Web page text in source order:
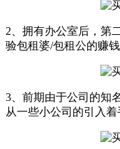
2、拥有办公室后，第
验包租婆/包租公的赚钱
3、前期由于公司的知
从一些小公司的引入着